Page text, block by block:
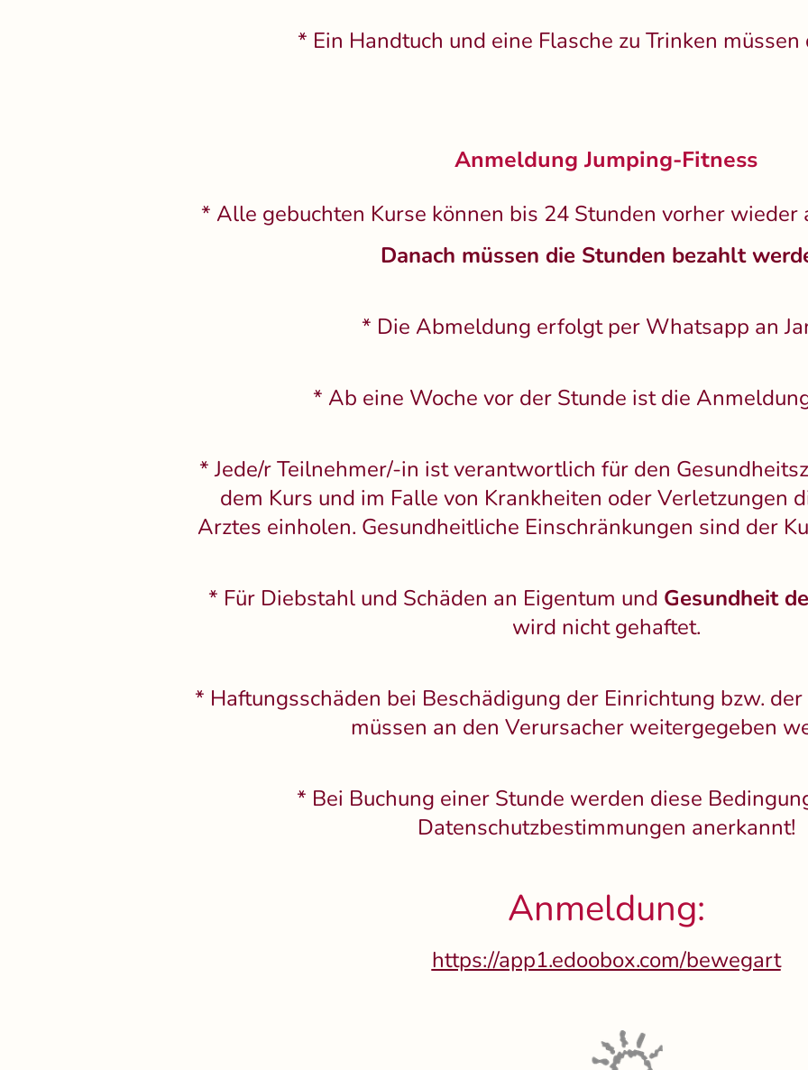
* Ein Handtuch und eine Flasche zu Trinken müssen
Anmeldung Jumping-Fitness
* Alle gebuchten Kurse können bis 24 Stunden vorher
Danach müssen die Stunden bezahlt
* Die Abmeldung erfolgt per Whatsapp an
* Ab eine Woche vor der Stunde ist die
* Jede/r Teilnehmer/-in ist verantwortlich für den
dem Kurs und im Falle von Krankheiten oder Verletzungen
Arztes einholen. Gesundheitliche Einschränkungen sind der
* Für Diebstahl und Schäden an Eigentum und Gesundheit
wird nicht gehaftet.
* Haftungsschäden bei Beschädigung der Einrichtung bzw.
müssen an den Verursacher weitergegeben
* Bei Buchung einer Stunde werden diese
Datenschutzbestimmungen anerkannt!
Anmeldung:
https://app1.edoobox.com/bewegart